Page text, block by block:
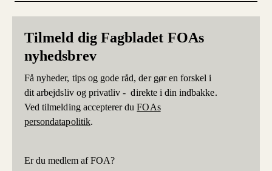
Tilmeld dig Fagbladet FOAs
nyhedsbrev
Få nyheder, tips og gode råd, der gør en forskel i
dit arbejdsliv og privatliv - direkte i din indbakke.
Ved tilmelding accepterer duFOAs
persondatapolitik.
Er du medlem af FOA?